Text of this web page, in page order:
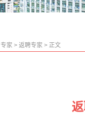
专家 > 返聘专家 > 正文